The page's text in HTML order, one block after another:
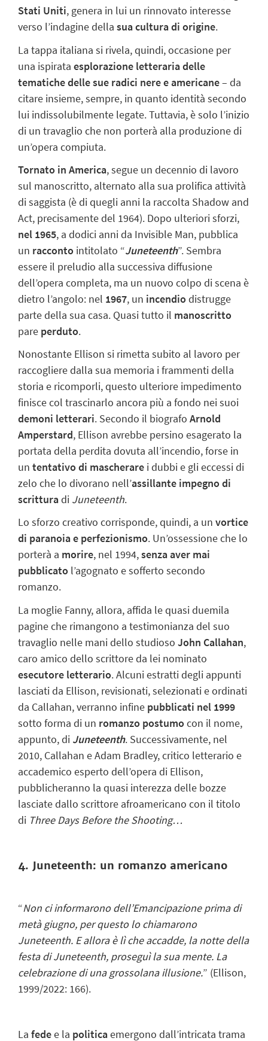
Stati Uniti, genera in lui un rinnovato interesse
verso l’indagine della sua cultura di origine.
La tappa italiana si rivela, quindi, occasione per
una ispirata esplorazione letterariadelle
tematiche delle sue radici nere e americane– da
citare insieme, sempre, in quanto identità secondo
lui indissolubilmente legate. Tuttavia, è solo l’inizio
di un travaglio che non porterà alla produzione di
un’opera compiuta.
Tornato in America, segue un decennio di lavoro
sul manoscritto, alternato alla sua prolifica attività
di saggista (è di quegli anni la raccolta Shadow and
Act, precisamente del 1964). Dopo ulteriori sforzi,
nel 1965, a dodici anni da Invisible Man, pubblica
un racconto intitolato “Juneteenth”. Sembra
essere il preludio alla successiva diffusione
dell’opera completa, ma un nuovo colpo di scena è
dietro l’angolo: nel 1967, un incendiodistrugge
parte della sua casa. Quasi tutto il manoscritto
pare perduto.
Nonostante Ellison si rimetta subito al lavoro per
raccogliere dalla sua memoria i frammenti della
storia e ricomporli, questo ulteriore impedimento
finisce col trascinarlo ancora più a fondo nei suoi
demoni letterari. Secondo il biografo Arnold
Amperstard, Ellison avrebbe persino esagerato la
portata della perdita dovuta all’incendio, forse in
un tentativo di mascherare i dubbi e gli eccessi di
zelo che lo divorano nell’assillante impegno di
scritturadi Juneteenth.
Lo sforzo creativo corrisponde, quindi, a un vortice
di paranoia e perfezionismo. Un’ossessione che lo
porterà a morire, nel 1994,senza aver mai
pubblicato l’agognato e sofferto secondo
romanzo.
La moglie Fanny, allora, affida le quasi duemila
pagineche rimangono a testimonianza del suo
travaglio nelle mani dello studioso John Callahan,
caro amico dello scrittore da lei nominato
esecutore letterario. Alcuni estratti degli appunti
lasciati da Ellison, revisionati, selezionati e ordinati
da Callahan, verranno infine pubblicati nel 1999
sotto forma di un romanzo postumocon il nome,
appunto, di Juneteenth. Successivamente, nel
2010, Callahan e Adam Bradley, critico letterario e
accademico esperto dell’opera di Ellison,
pubblicheranno la quasi interezza delle bozze
lasciate dallo scrittore afroamericano con il titolo
di Three Days Before the Shooting…
4. Juneteenth: un romanzo americano
“Non ci informarono dell’Emancipazione prima di
metà giugno, per questo lo chiamarono
Juneteenth. E allora è lì che accadde, la notte della
festa di Juneteenth, proseguì la sua mente. La
celebrazione di una grossolana illusione.” (Ellison,
1999/2022: 166).
La fedee la politicaemergono dall’intricata trama